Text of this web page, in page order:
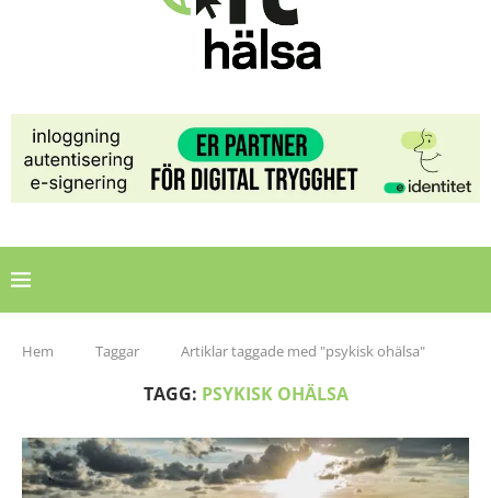
Hem Taggar Artiklar taggade med "psykisk ohälsa"
TAGG: PSYKISK OHÄLSA